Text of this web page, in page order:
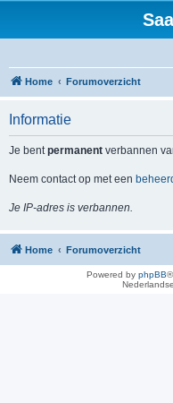
Home Forumoverzicht
Informatie
Je bentpermanent verbannen
Neem contact op met een
Je IP-adres is verbannen.
Home Forumoverzicht
Powered by phpBB